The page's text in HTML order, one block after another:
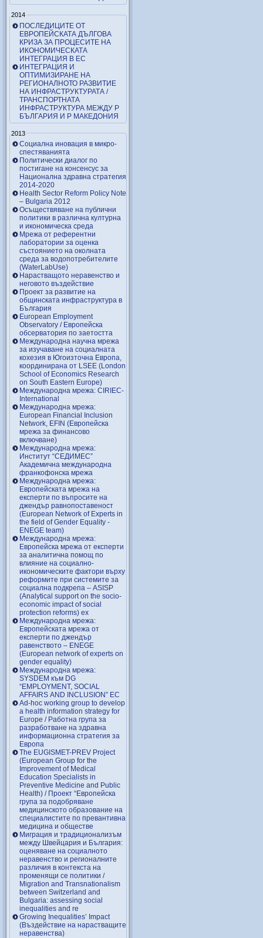
2014
ПОСЛЕДИЦИТЕ ОТ
ЕВРОПЕЙСКАТА ДЪЛГОВА
КРИЗА ЗА ПРОЦЕСИТЕ НА
ИКОНОМИЧЕСКАТА
ИНТЕГРАЦИЯ В ЕС
ИНТЕГРАЦИЯ И
ОПТИМИЗИРАНЕ НА
РЕГИОНАЛНОТО РАЗВИТИЕ
НА ИНФРАСТРУКТУРАТА /
ТРАНСПОРТНАТА
ИНФРАСТРУКТУРА МЕЖДУ Р
БЪЛГАРИЯ И Р МАКЕДОНИЯ
2013
Социална иновация в микро-
спестяванията
Политически диалог по
постигане на консенсус за
Национална здравна стратегия
2014-2020
Health Sector Reform Policy Note
– Bulgaria 2012
Осъществяване на публични
политики в различна културна
и икономическа среда
Мрежа от референтни
лаборатории за оценка
състоянието на околната
среда за водопотребителите
(WaterLabUse)
Нарастващото неравенство и
неговото въздействие
Проект за развитие на
общинската инфраструктура в
България
European Employment
Observatory / Европейска
обсерватория по заетостта
Международна научна мрежа
за изучаване на социалната
кохезия в Югоизточна Европа,
координирана от LSEE (London
School of Economics Research
on South Eastern Europe)
Международна мрежа: CIRIEC-
International
Международна мрежа:
European Financial Inclusion
Network, EFIN (Европейска
мрежа за финансово
включване)
Международна мрежа:
Институт “СЕДИМЕС”
Академична международна
франкофонска мрежа
Международна мрежа:
Европейската мрежа на
експерти по въпросите на
джендър равнопоставеност
(European Network of Experts in
the field of Gender Equality -
ENEGE team)
Международна мрежа:
Европейска мрежа от експерти
за аналитична помощ по
влияние на социално-
икономическите фактори върху
реформите при системите за
социална подкрепа – ASISP
(Analytical support on the socio-
economic impact of social
protection reforms) ex
Международна мрежа:
Европейската мрежа от
експерти по джендър
равенството – ENEGE
(European network of experts on
gender equality)
Международна мрежа:
SYSDEM към DG
“EMPLOYMENT, SOCIAL
AFFAIRS AND INCLUSION” EC
Ad-hoc working group to develop
a health information strategy for
Europe / Работна група за
разработване на здравна
информационна стратегия за
Европа
The EUGISMET-PREV Project
(European Group for the
Improvement of Medical
Education Specialists in
Preventive Medicine and Public
Health) / Проект “Европейска
група за подобряване
медицинското образование на
специалистите по превантивна
медицина и обществе
Миграция и традиционализъм
между Швейцария и България:
оценяване на социалното
неравенство и регионалните
различия в контекста на
променящи се политики /
Migration and Transnationalism
between Switzerland and
Bulgaria: assessing social
inequalities and re
Growing Inequalities’ Impact
(Въздействие на нарастващите
неравенства)